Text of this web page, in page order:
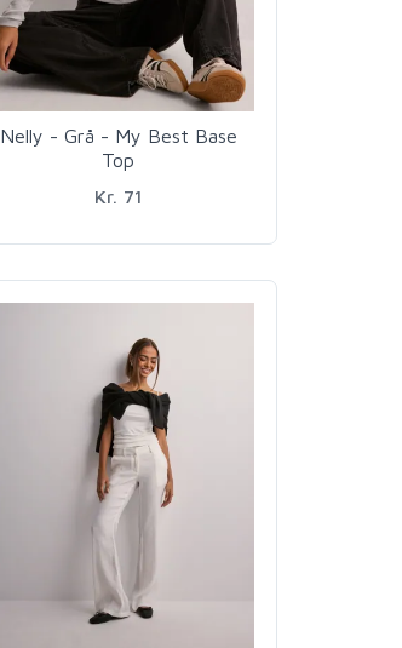
Nelly - Grå - My Best Base
Top
Kr. 71